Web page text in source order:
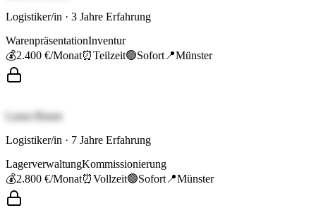
Logistiker/in · 3 Jahre Erfahrung
WarenpräsentationInventur
💰2.400 €/Monat⏰Teilzeit🟢Sofort 📍Münster
Laura Braun
Logistiker/in · 7 Jahre Erfahrung
LagerverwaltungKommissionierung
💰2.800 €/Monat⏰Vollzeit🟢Sofort 📍Münster